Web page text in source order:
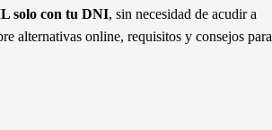
solo con tu DNI, sin necesidad de acudir a
alternativas online, requisitos y consejos para